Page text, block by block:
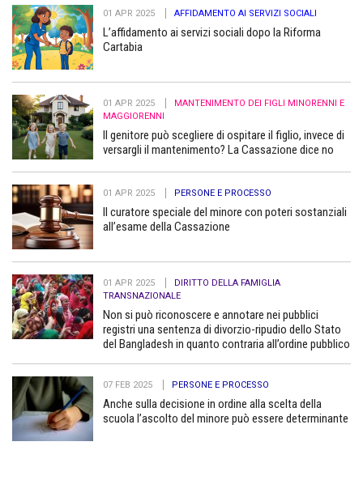
01 APR 2025 AFFIDAMENTO AI SERVIZI SOCIALI
L’affidamento ai servizi sociali dopo la Riforma
Cartabia
01 APR 2025
MANTENIMENTO DEI FIGLI MINORENNI E
MAGGIORENNI
Il genitore può scegliere di ospitare il figlio, invece di
versargli il mantenimento? La Cassazione dice no
01 APR 2025 PERSONE E PROCESSO
Il curatore speciale del minore con poteri sostanziali
all’esame della Cassazione
01 APR 2025
DIRITTO DELLA FAMIGLIA
TRANSNAZIONALE
Non si può riconoscere e annotare nei pubblici
registri una sentenza di divorzio-ripudio dello Stato
del Bangladesh in quanto contraria all’ordine pubblico
07 FEB 2025 PERSONE E PROCESSO
Anche sulla decisione in ordine alla scelta della
scuola l’ascolto del minore può essere determinante